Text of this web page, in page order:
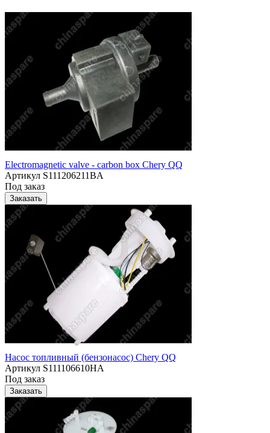
Electromagnetic valve - carbon box Chery QQ
Артикул S111206211BA
Под заказ
Заказать
Насос топливный (бензонасос) Chery QQ
Артикул S111106610HA
Под заказ
Заказать